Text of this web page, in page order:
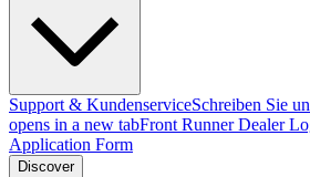
Support & KundenserviceSchreiben Sie
opens in a new tabFront Runner Dealer
Application Form
Discover